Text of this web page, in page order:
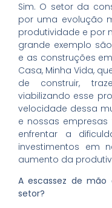
Sim. O setor da
por uma evolução
produtividade e por
grande exemplo
e as construções
Casa, Minha Vida,
de construir,
viabilizando esse
velocidade dessa
e nossas
enfrentar a
investimentos em
aumento da
A escassez de
setor?